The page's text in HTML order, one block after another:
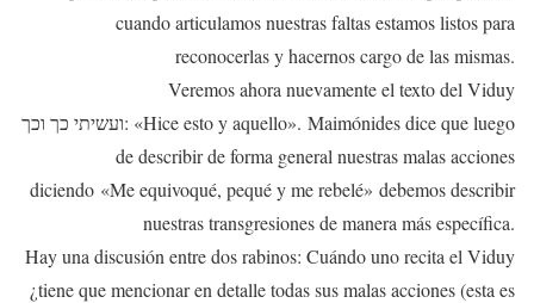
cuando articulamos nuestras faltas estamos listos para
reconocerlas y hacernos cargo de las mismas.
Veremos ahora nuevamente el texto del Viduy
ועשיתי כך וכך: «Hice esto y aquello». Maimónides dice que luego
de describir de forma general nuestras malas acciones
diciendo «Me equivoqué, pequé y me rebelé» debemos describir
nuestras transgresiones de manera más específica.
Hay una discusión entre dos rabinos: Cuándo uno recita el Viduy
¿tiene que mencionar en detalle todas sus malas acciones (esta es